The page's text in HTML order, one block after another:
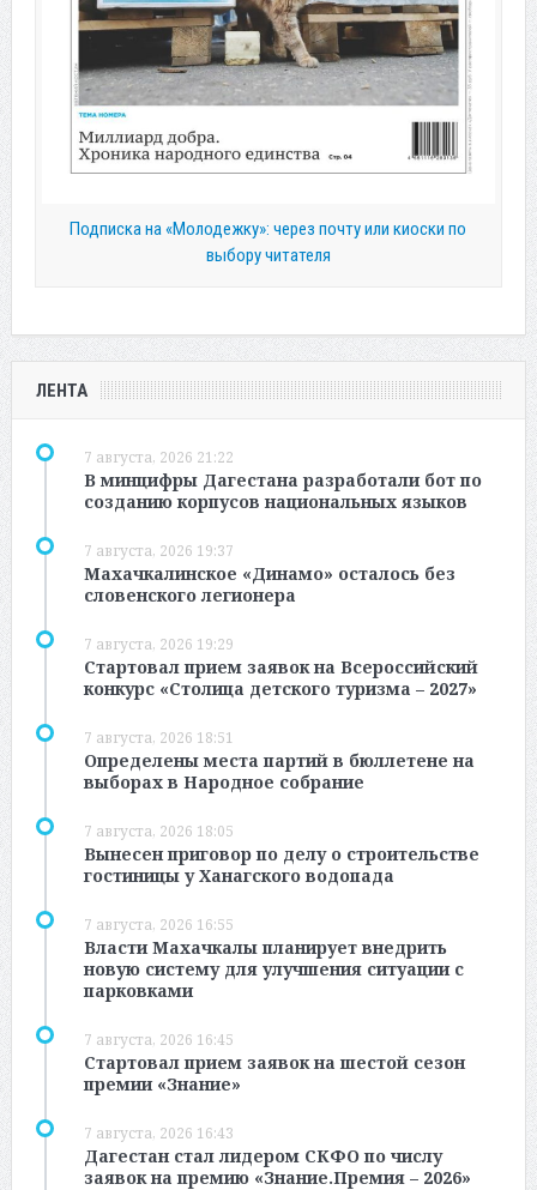
Подписка на «Молодежку»: через почту или киоски по
выбору читателя
ЛЕНТА
7 августа, 2026 21:22
В минцифры Дагестана разработали бот по
созданию корпусов национальных языков
7 августа, 2026 19:37
Махачкалинское «Динамо» осталось без
словенского легионера
7 августа, 2026 19:29
Стартовал прием заявок на Всероссийский
конкурс «Столица детского туризма – 2027»
7 августа, 2026 18:51
Определены места партий в бюллетене на
выборах в Народное собрание
7 августа, 2026 18:05
Вынесен приговор по делу о строительстве
гостиницы у Ханагского водопада
7 августа, 2026 16:55
Власти Махачкалы планирует внедрить
новую систему для улучшения ситуации с
парковками
7 августа, 2026 16:45
Стартовал прием заявок на шестой сезон
премии «Знание»
7 августа, 2026 16:43
Дагестан стал лидером СКФО по числу
заявок на премию «Знание.Премия – 2026»